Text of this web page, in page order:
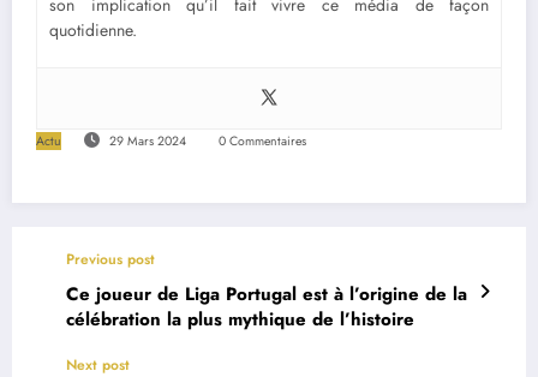
quotidienne.
Actu 29 Mars 2024 0 Commentaires
Previous post
Ce joueur de Liga Portugal est à l’origine de la
célébration la plus mythique de l’histoire
Next post